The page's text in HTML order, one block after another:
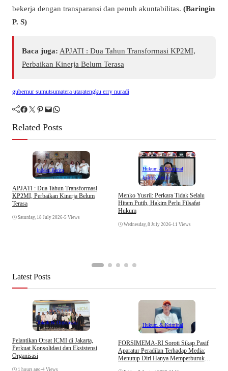
bekerja dengan transparansi dan penuh akuntabilitas. (Baringin
P. S)
Baca juga: APJATI : Dua Tahun Transformasi KP2MI,
Perbaikan Kinerja Belum Terasa
gubernur sumutsumatera utaratengku erry nuradi
Facebook Twitter Pinterest Mail WhatsApp
Related Posts
Indeks Berita
APJATI : Dua Tahun Transformasi
KP2MI, Perbaikan Kinerja Belum
Terasa
Saturday, 18 July 2026•5 Views
Hukum & Kriminal
Indeks Berita
Menko Yusril: Perkara Tidak Selalu
Hitam Putih, Hakim Perlu Filsafat
Hukum
Wednesday, 8 July 2026•11 Views
Latest Posts
Tokoh & Organisasi
Pelantikan Orsat ICMI di Jakarta,
Perkuat Konsolidasi dan Eksistensi
Organisasi
1 hours ago •4 Views
Hukum & Kriminal
​FORSIMEMA-RI Soroti Sikap Pasif
Aparatur Peradilan Terhadap Media:
Menutup Diri Hanya Memperburuk